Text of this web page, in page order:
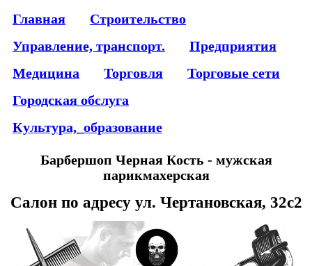
Главная
Строительство
Управление, транспорт.
Предприятия
Медицина
Торговля
Торговые сети
Городская обслуга
Культура,_образование
Барбершоп Черная Кость - мужская
парикмахерская
Салон по адресу ул. Чертановская, 32с2